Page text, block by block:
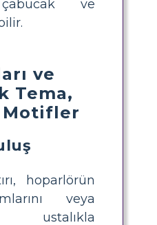
ve
ve
Tema,
Motifler
hoparlörün
veya
ustalıkla